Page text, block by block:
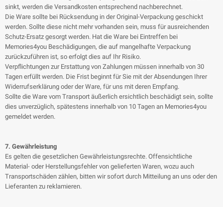
sinkt, werden die Versandkosten entsprechend nachberechnet.
Die Ware sollte bei Rücksendung in der Original-Verpackung geschickt
werden. Sollte diese nicht mehr vorhanden sein, muss für ausreichenden
Schutz-Ersatz gesorgt werden. Hat die Ware bei Eintreffen bei
Memories4you Beschädigungen, die auf mangelhafte Verpackung
zurückzuführen ist, so erfolgt dies auf Ihr Risiko.
Verpflichtungen zur Erstattung von Zahlungen müssen innerhalb von 30
Tagen erfüllt werden. Die Frist beginnt für Sie mit der Absendungen Ihrer
Widerrufserklärung oder der Ware, für uns mit deren Empfang.
Sollte die Ware vom Transport äußerlich ersichtlich beschädigt sein, sollte
dies unverzüglich, spätestens innerhalb von 10 Tagen an Memories4you
gemeldet werden.
7. Gewährleistung
Es gelten die gesetzlichen Gewährleistungsrechte. Offensichtliche
Material- oder Herstellungsfehler von gelieferten Waren, wozu auch
Transportschäden zählen, bitten wir sofort durch Mitteilung an uns oder den
Lieferanten zu reklamieren.